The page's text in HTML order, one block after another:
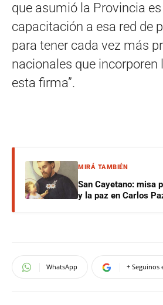
que asumió la Provincia
capacitación a esa red de
para tener cada vez más
nacionales que incorporen
esta firma”.
MIRÁ TAMBIÉN
San Cayetano: misa
y la paz en Carlos
WhatsApp + Seguinos